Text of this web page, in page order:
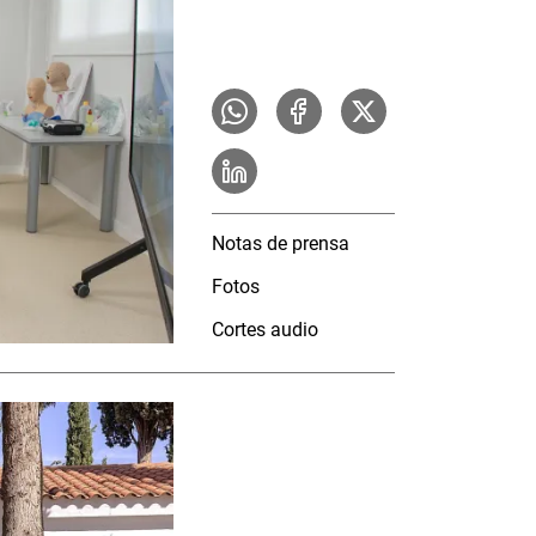
Notas de prensa
Fotos
Cortes audio